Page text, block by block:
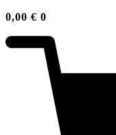
0,00 € 0